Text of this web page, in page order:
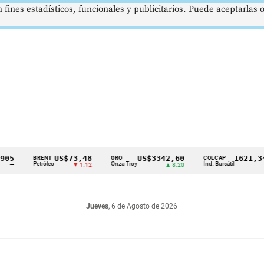
BRENT
Petróleo
US$73,48
▼ 1.12 Onza Troy
US$3342,60
▲ 8.20
COLCAP
Índ. Bursátil
1621,34
▲
Jueves, 6 de Agosto de 2026
estadísticos, funcionales y publicitarios. Puede aceptarlas